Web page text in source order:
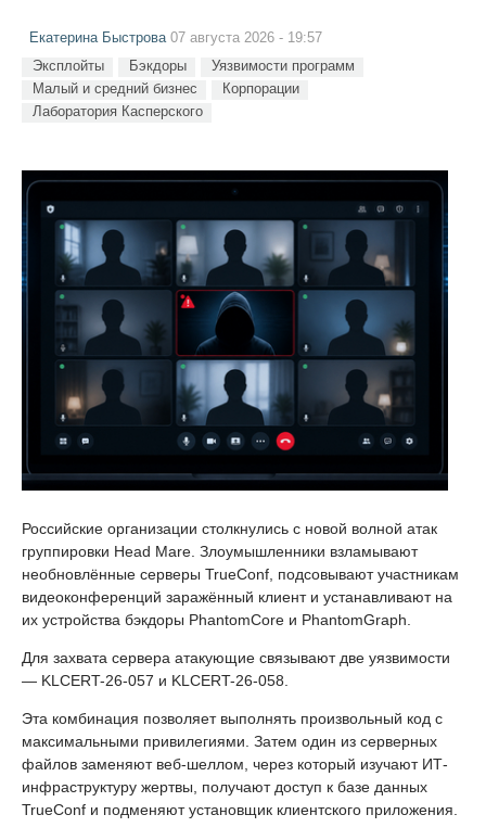
Екатерина Быстрова07 августа 2026 - 19:57
Эксплойты Бэкдоры
Уязвимости программ
Малый и средний бизнес
Корпорации
Лаборатория Касперского
Российские организации столкнулись с новой волной атак
группировки Head Mare. Злоумышленники взламывают
необновлённые серверы TrueConf, подсовывают участникам
видеоконференций заражённый клиент и устанавливают на
их устройства бэкдоры PhantomCore и PhantomGraph.
Для захвата сервера атакующие связывают две уязвимости
— KLCERT-26-057 и KLCERT-26-058.
Эта комбинация позволяет выполнять произвольный код с
максимальными привилегиями. Затем один из серверных
файлов заменяют веб-шеллом, через который изучают ИТ-
инфраструктуру жертвы, получают доступ к базе данных
TrueConf и подменяют установщик клиентского приложения.